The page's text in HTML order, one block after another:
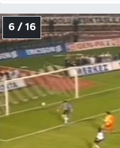
6 / 16